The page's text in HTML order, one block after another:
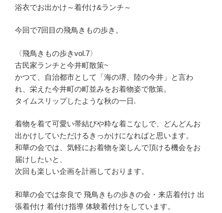
浴衣でお出かけ～着付け&ランチ～
今回で7回目の飛鳥きもの歩き。
〈飛鳥きもの歩きvol.7〉
古民家ランチと今井町散策~
かつて、自治都市として「海の堺、陸の今井」と言わ
れ、栄えた今井町の町並みをお着物姿で散策。
タイムスリップしたような秋の一日.
着物を着て可愛い帯結びや粋な着こなしで、どんどんお
出かけしていただけるきっかけになればと思います。
和華の会では、気軽にお着物を楽しんで頂ける機会をお
届けしたいと、
次回も楽しい企画を計画しております。
和華の会では奈良で 飛鳥きもの歩きの会・来店着付け 出
張着付け 着付け指導 体験着付けをしています。